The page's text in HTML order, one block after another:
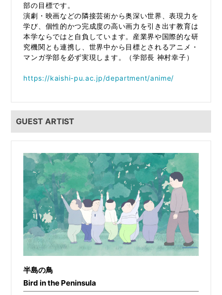
部の目標です。
演劇・映画などの隣接芸術から奥深い世界、表現力を
学び、個性的かつ完成度の高い画力を引き出す教育は
本学ならではと自負しています。産業界や国際的な研
究機関とも連携し、世界中から目標とされるアニメ・
マンガ学部を必ず実現します。（学部長 神村幸子）
https://kaishi-pu.ac.jp/department/anime/
GUEST ARTIST
半島の鳥
Bird in the Peninsula